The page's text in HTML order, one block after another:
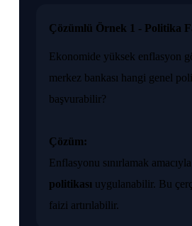
Çözümlü Örnek 1 - Politika
Ekonomide yüksek enflasyon
merkez bankası hangi genel
başvurabilir?
Çözüm:
Enflasyonu sınırlamak amacıyla
politikası uygulanabilir. Bu
faizi artırılabilir.